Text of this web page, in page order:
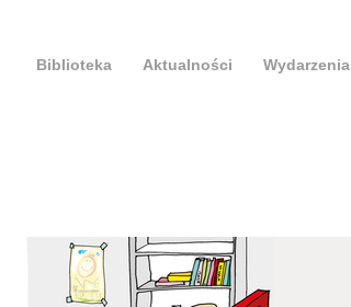
Biblioteka Aktualności Wydarzenia